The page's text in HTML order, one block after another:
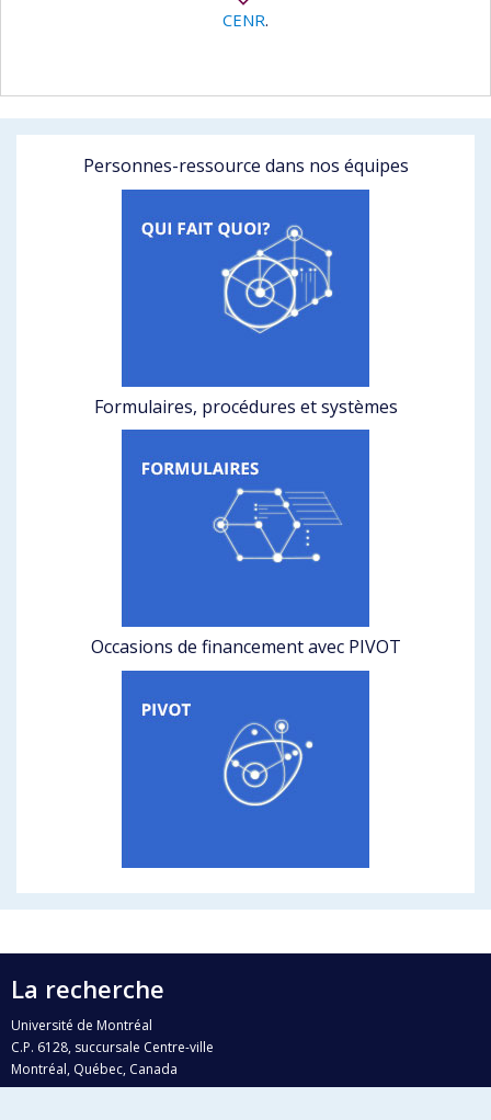
CENR.
Personnes-ressource dans nos équipes
Formulaires, procédures et systèmes
Occasions de financement avec PIVOT
La recherche
Université de Montréal
C.P. 6128, succursale Centre-ville
Montréal, Québec, Canada
H3C 3J7